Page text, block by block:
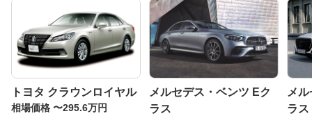
トヨタ クラウンロイヤル
相場価格 〜295.6万円
メルセデス・ベンツ Eク
ラス
メ
ラス